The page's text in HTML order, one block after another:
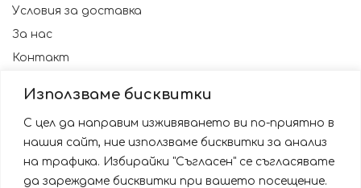
Използваме бисквитки
С цел да направим изживяването ви по-приятно в
нашия сайт, ние използваме бисквитки за анализ
на трафика. Избирайки "Съгласен" се съгласявате
да зареждаме бисквитки при вашето посещение.
Условия за доставка
За нас
Контакт